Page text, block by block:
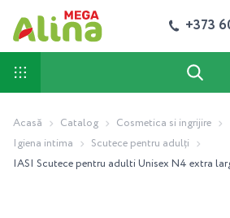
+373
Acasă Catalog Cosmetica si ingrijire
Igiena intima
Scutece pentru adulți
IASI Scutece pentru adulti Unisex N4 extra